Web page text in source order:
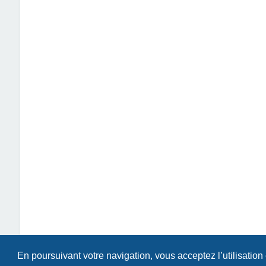
En poursuivant votre navigation, vous acceptez l’utilisation
Index du forum